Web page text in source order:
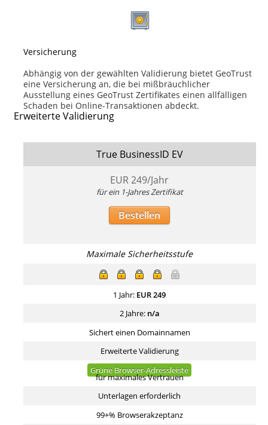
Versicherung
Abhängig von der gewählten Validierung bietet GeoTrust
eine Versicherung an, die bei mißbräuchlicher
Ausstellung eines GeoTrust Zertifikates einen allfälligen
Schaden bei Online-Transaktionen abdeckt.
Erweiterte Validierung
True BusinessID EV
EUR249/Jahr
für ein 1-Jahres Zertifikat
Bestellen
Maximale Sicherheitsstufe
1 Jahr: EUR249
2 Jahre: n/a
Sichert einen Domainnamen
Erweiterte Validierung
Grüne Browser-Adressleiste
für maximales Vertrauen
Unterlagen erforderlich
99+% Browserakzeptanz